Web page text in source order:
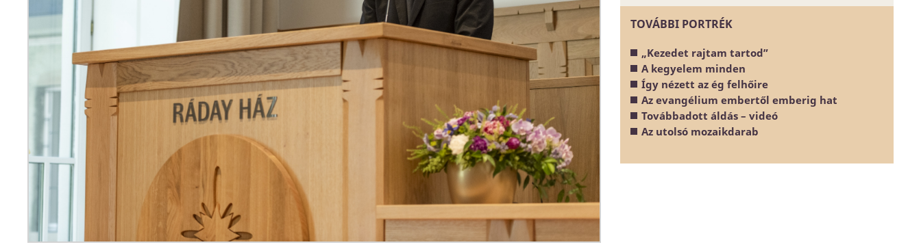
TOVÁBBI PORTRÉK
„Kezedet rajtam tartod”
A kegyelem minden
Így nézett az ég felhőire
Az evangélium embertől emberig hat
Továbbadott áldás – videó
Az utolsó mozaikdarab